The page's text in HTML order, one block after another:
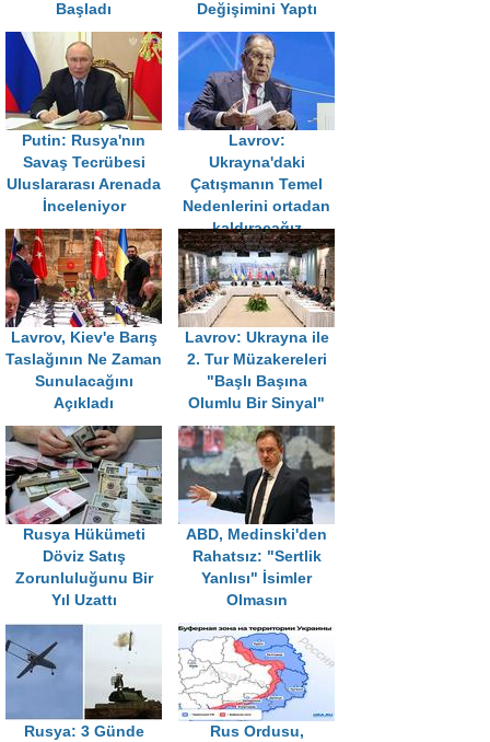
Başladı
Değişimini Yaptı
Putin: Rusya'nın
Savaş Tecrübesi
Uluslararası Arenada
İnceleniyor
Lavrov:
Ukrayna'daki
Çatışmanın Temel
Nedenlerini ortadan
kaldıracağız
Lavrov, Kiev'e Barış
Taslağının Ne Zaman
Sunulacağını
Açıkladı
Lavrov: Ukrayna ile
2. Tur Müzakereleri
"Başlı Başına
Olumlu Bir Sinyal"
Rusya Hükümeti
Döviz Satış
Zorunluluğunu Bir
Yıl Uzattı
ABD, Medinski'den
Rahatsız: "Sertlik
Yanlısı" İsimler
Olmasın
Rusya: 3 Günde
Rus Ordusu,